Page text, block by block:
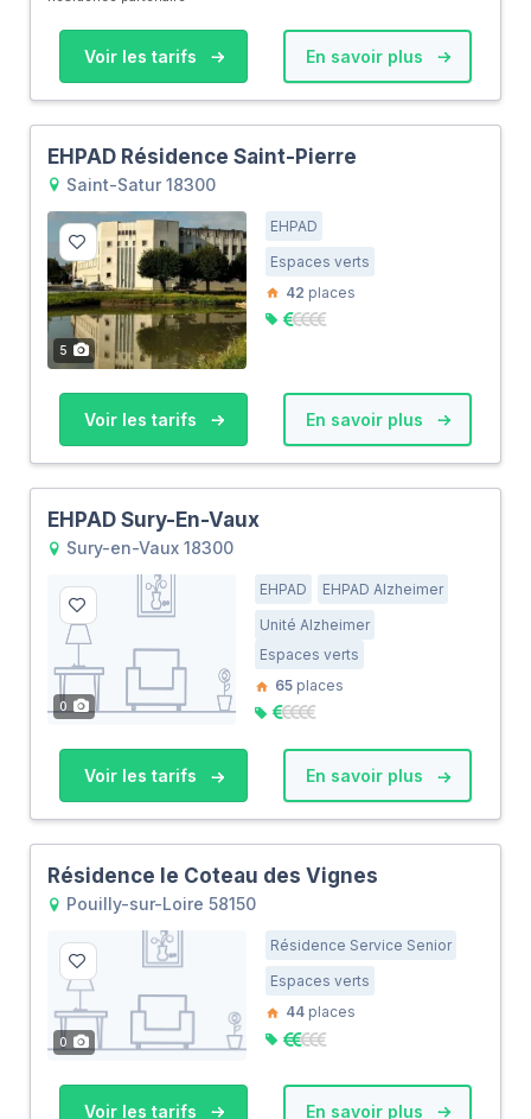
Voir les tarifs En savoir plus
EHPAD Résidence Saint-Pierre
Saint-Satur 18300
5
EHPAD
Espaces verts
42 places
Voir les tarifs En savoir plus
EHPAD Sury-En-Vaux
Sury-en-Vaux 18300
0
EHPAD
EHPAD Alzheimer
Unité Alzheimer
Espaces verts
65 places
Voir les tarifs En savoir plus
Résidence le Coteau des Vignes
Pouilly-sur-Loire 58150
0
Résidence Service Senior
Espaces verts
44 places
Voir les tarifs En savoir plus